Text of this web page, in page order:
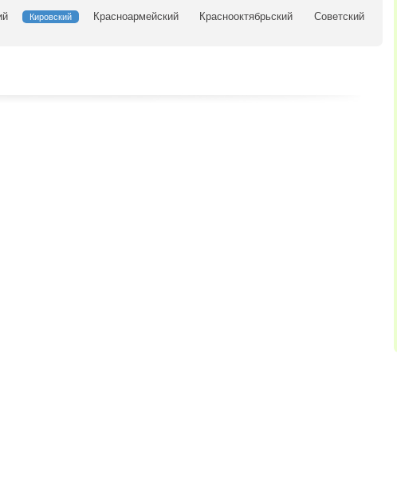
Кировский Красноармейский Краснооктябрьский
Советский